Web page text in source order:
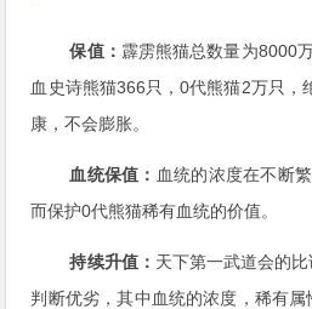
保值： 霹雳熊猫总数量为8000
血史诗熊猫366只，0代熊猫2万只，
康，不会膨胀。
血统保值： 血统的浓度在不断
而保护0代熊猫稀有血统的价值。
持续升值： 天下第一武道会的
判断优劣，其中血统的浓度，稀有